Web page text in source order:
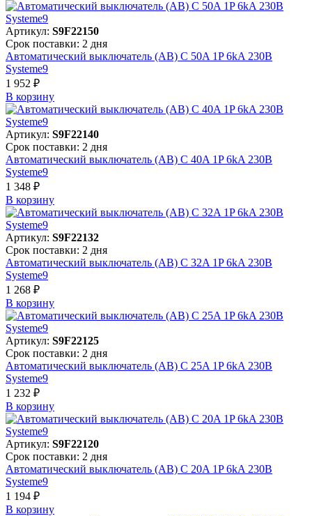
Артикул: S9F22150
Срок поставки: 2 дня
Автоматический выключатель (АВ) C 50A 1P 6kA 230В
Systeme9
1 952 ₽
В корзинy
Артикул: S9F22140
Срок поставки: 2 дня
Автоматический выключатель (АВ) C 40A 1P 6kA 230В
Systeme9
1 348 ₽
В корзинy
Артикул: S9F22132
Срок поставки: 2 дня
Автоматический выключатель (АВ) C 32A 1P 6kA 230В
Systeme9
1 268 ₽
В корзинy
Артикул: S9F22125
Срок поставки: 2 дня
Автоматический выключатель (АВ) C 25A 1P 6kA 230В
Systeme9
1 232 ₽
В корзинy
Артикул: S9F22120
Срок поставки: 2 дня
Автоматический выключатель (АВ) C 20A 1P 6kA 230В
Systeme9
1 194 ₽
В корзинy